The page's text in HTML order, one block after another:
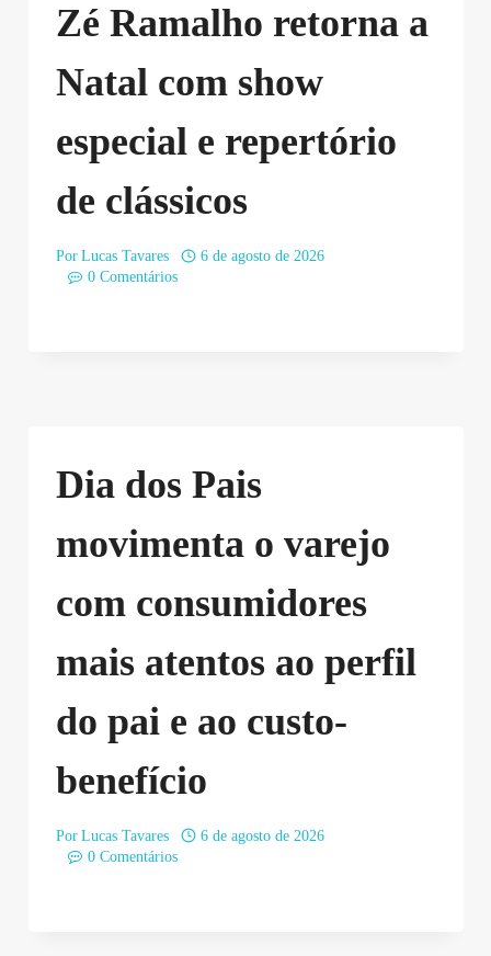
Zé Ramalho retorna a
Natal com show
especial e repertório
de clássicos
Por Lucas Tavares
6 de agosto de 2026
0 Comentários
Dia dos Pais
movimenta o varejo
com consumidores
mais atentos ao perfil
do pai e ao custo-
benefício
Por Lucas Tavares
6 de agosto de 2026
0 Comentários